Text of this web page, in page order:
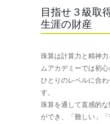
目指せ３級取
生涯の財産
珠算は計算力と精神
ムアカデミーでは初
ひとりのレベルに合
す。
珠算を通して直感的
ができ、「難しい」